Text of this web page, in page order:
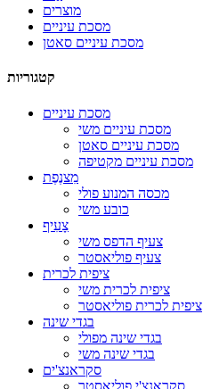
מוצרים
מסכת עיניים
מסכת עיניים סאטן
קטגוריות
מסכת עיניים
מסכת עיניים משי
מסכת עיניים סאטן
מסכת עיניים מקטיפה
מִצנֶפֶת
מכסה המנוע פולי
כובע משי
צָעִיף
צעיף הדפס משי
צעיף פוליאסטר
ציפית לכרית
ציפית לכרית משי
ציפית לכרית פוליאסטר
בגדי שינה
בגדי שינה מפולי
בגדי שינה משי
סקראנצ'ים
סקראנצ'י פוליאסטר